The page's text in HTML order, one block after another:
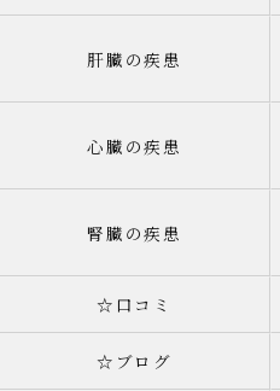
肝臓の疾患
心臓の疾患
腎臓の疾患
☆口コミ
☆ブログ